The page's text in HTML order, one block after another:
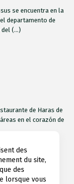
se encuentra en la
departamento de
del (...)
de Haras de
en el corazón de
des
du site,
des
lorsque vous